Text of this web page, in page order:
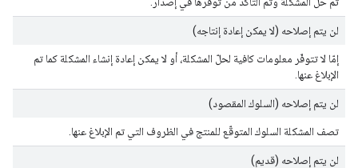
لن يتم إصلاحه (لا يمكن إعادة إنتاجه)
إمّا لا تتوفّر معلومات كافية لحلّ المشكلة، أو لا يمكن إعادة إنشاء المشكلة كما تم
الإبلاغ عنها.
لن يتم إصلاحه (السلوك المقصود)
تصف المشكلة السلوك المتوقّع للمنتج في الظروف التي تم الإبلاغ عنها.
لن يتم إصلاحه (قديم)